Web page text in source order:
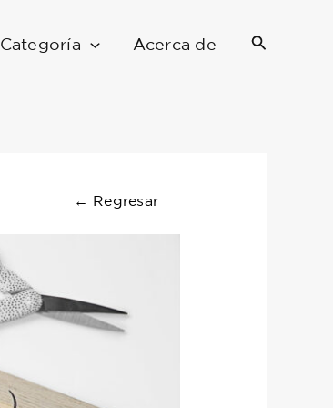
Categoría Acerca de Buscar
← Regresar